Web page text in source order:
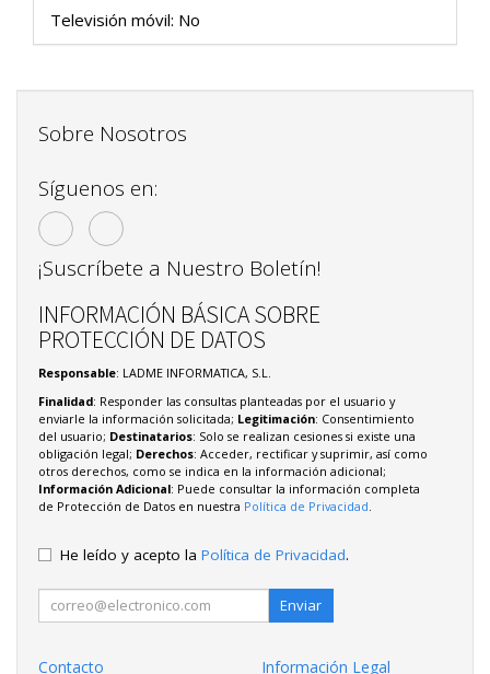
Televisión móvil: No
Sobre Nosotros
Síguenos en:
¡Suscríbete a Nuestro Boletín!
INFORMACIÓN BÁSICA SOBRE
PROTECCIÓN DE DATOS
Responsable: LADME INFORMATICA, S.L.
Finalidad: Responder las consultas planteadas por el usuario y
enviarle la información solicitada; Legitimación: Consentimiento
del usuario; Destinatarios: Solo se realizan cesiones si existe una
obligación legal; Derechos: Acceder, rectificar y suprimir, así como
otros derechos, como se indica en la información adicional;
Información Adicional: Puede consultar la información completa
de Protección de Datos en nuestra Política de Privacidad.
He leído y acepto la Política de Privacidad.
Enviar
Contacto Información Legal